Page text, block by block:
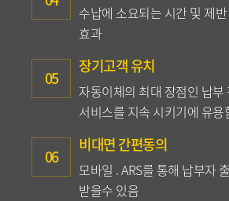
수납에 소요되는 시간 및 제
효과
05
장기고객 유치
자동이체의 최대 장점인 납부
서비스를 지속 시키기에 유용
06
비대면 간편동의
모바일 . ARS를 통해 납부자
받을수 있음